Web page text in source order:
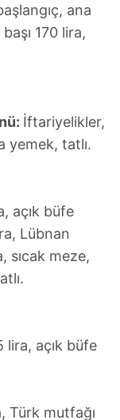
ana
170 lira,
İftariyelikler,
yemek, tatlı.
açık büfe
Lübnan
sıcak meze,
lira, açık büfe
Türk mutfağı